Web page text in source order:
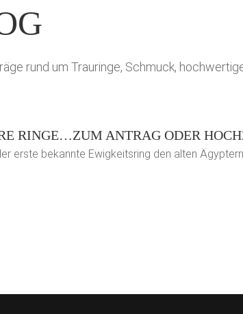
rund um Trauringe, Schmuck,
RINGE…ZUM ANTRAG ODER
erste bekannte Ewigkeitsring den alten